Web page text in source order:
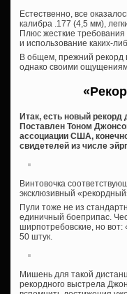
Естественно, все
калибра .177 (4,5 мм),
Плюс жесткие требования
и использование каких-
В общем, прежний рекорд
однако своими
Итак, есть новый
Поставлен Тоном
ассоциации США,
свидетелей из числе
Винтовочка
эксклюзивный
Пули тоже не из
единичный боеприпас.
ширпотребовские, но вот:
50 штук.
Мишень для такой
рекордного выстрела